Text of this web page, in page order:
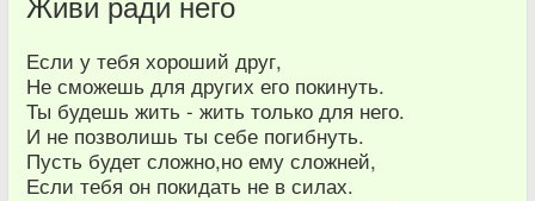
Если у тебя хороший друг,
Не сможешь для других его покинуть.
Ты будешь жить - жить только для него.
И не позволишь ты себе погибнуть.
Пусть будет сложно,но ему сложней,
Если тебя он покидать не в силах.